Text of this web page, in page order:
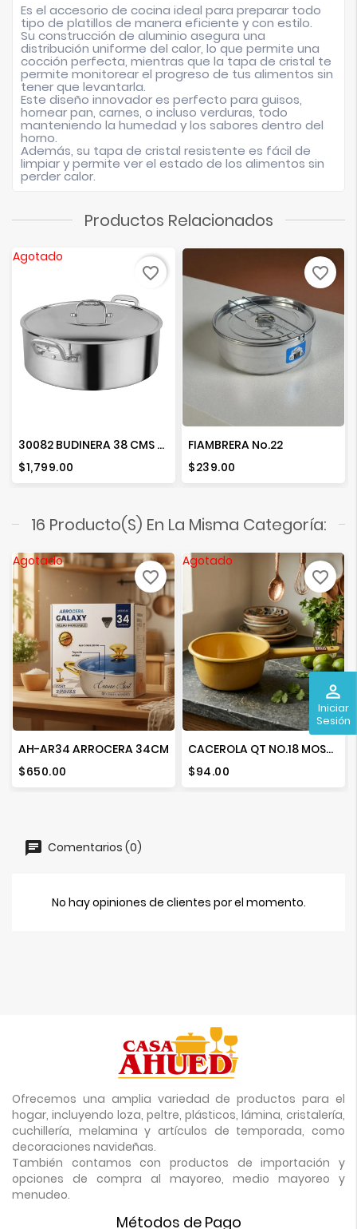
perm_identity
Iniciar
Sesión
Es el accesorio de cocina ideal para preparar todo
tipo de platillos de manera eficiente y con estilo.
Su construcción de aluminio asegura una
distribución uniforme del calor, lo que permite una
cocción perfecta, mientras que la tapa de cristal te
permite monitorear el progreso de tus alimentos sin
tener que levantarla.
Este diseño innovador es perfecto para guisos,
hornear pan, carnes, o incluso verduras, todo
manteniendo la humedad y los sabores dentro del
horno.
Además, su tapa de cristal resistente es fácil de
limpiar y permite ver el estado de los alimentos sin
perder calor.
Productos Relacionados
Agotado
30082 BUDINERA 38 CMS T.F. ACORAZADA
Precio
$1,799.00
favorite_border
FIAMBRERA No.22
Precio
$239.00
favorite_border
16 Producto(s) En La Misma Categoría:
Agotado
AH-AR34 ARROCERA 34CM
Precio
$650.00
favorite_border
Agotado
CACEROLA QT NO.18 MOSTAZA
Precio
$94.00
favorite_border
Comentarios (0)
No hay opiniones de clientes por el momento.
Ofrecemos una amplia variedad de productos para el
hogar, incluyendo loza, peltre, plásticos, lámina, cristalería,
cuchillería, melamina y artículos de temporada, como
decoraciones navideñas.
También contamos con productos de importación y
opciones de compra al mayoreo, medio mayoreo y
menudeo.
Métodos de Pago